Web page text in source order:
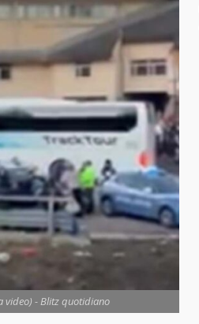
video) - Blitz quotidiano